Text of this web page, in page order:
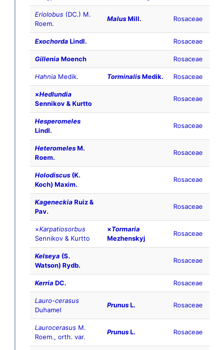
Eriolobus (DC.) M.
Roem.
MalusMill. Rosaceae
Exochorda Lindl. Rosaceae
Gillenia Moench Rosaceae
Hahnia Medik. TorminalisMedik. Rosaceae
×Hedlundia
Sennikov & Kurtto
Rosaceae
Hesperomeles
Lindl.
Rosaceae
HeteromelesM.
Roem.
Rosaceae
Holodiscus (K.
Koch) Maxim.
Rosaceae
Kageneckia Ruiz &
Pav.
Rosaceae
×Karpatiosorbus
Sennikov & Kurtto
×Tormaria
Mezhenskyj
Rosaceae
Kelseya (S.
Watson) Rydb.
Rosaceae
Kerria DC. Rosaceae
Lauro-cerasus
Duhamel
PrunusL. Rosaceae
Laurocerasus M.
Roem., orth. var.
PrunusL. Rosaceae